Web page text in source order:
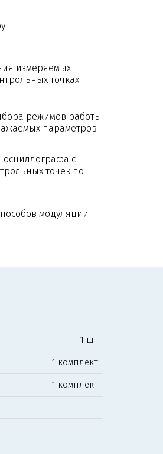
измеряемых
точках
режимов работы
параметров
с
точек по
модуляции
1 шт
1 комплект
1 комплект